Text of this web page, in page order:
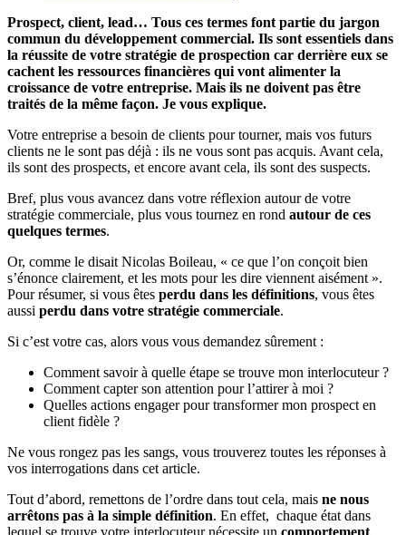
Prospect, client, lead… Tous ces termes font partie du jargon
commun du développement commercial. Ils sont essentiels dans
la réussite de votre stratégie de prospection car derrière eux se
cachent les ressources financières qui vont alimenter la
croissance de votre entreprise. Mais ils ne doivent pas être
traités de la même façon. Je vous explique.
Votre entreprise a besoin de clients pour tourner, mais vos futurs
clients ne le sont pas déjà : ils ne vous sont pas acquis. Avant cela,
ils sont des prospects, et encore avant cela, ils sont des suspects.
Bref, plus vous avancez dans votre réflexion autour de votre
stratégie commerciale, plus vous tournez en rond autour de ces
quelques termes.
Or, comme le disait Nicolas Boileau, « ce que l’on conçoit bien
s’énonce clairement, et les mots pour les dire viennent aisément ».
Pour résumer, si vous êtes perdu dans les définitions, vous êtes
aussi perdu dans votre stratégie commerciale.
Si c’est votre cas, alors vous vous demandez sûrement :
Comment savoir à quelle étape se trouve mon interlocuteur ?
Comment capter son attention pour l’attirer à moi ?
Quelles actions engager pour transformer mon prospect en
client fidèle ?
Ne vous rongez pas les sangs, vous trouverez toutes les réponses à
vos interrogations dans cet article.
Tout d’abord, remettons de l’ordre dans tout cela, mais ne nous
arrêtons pas à la simple définition. En effet, chaque état dans
lequel se trouve votre interlocuteur nécessite un comportement